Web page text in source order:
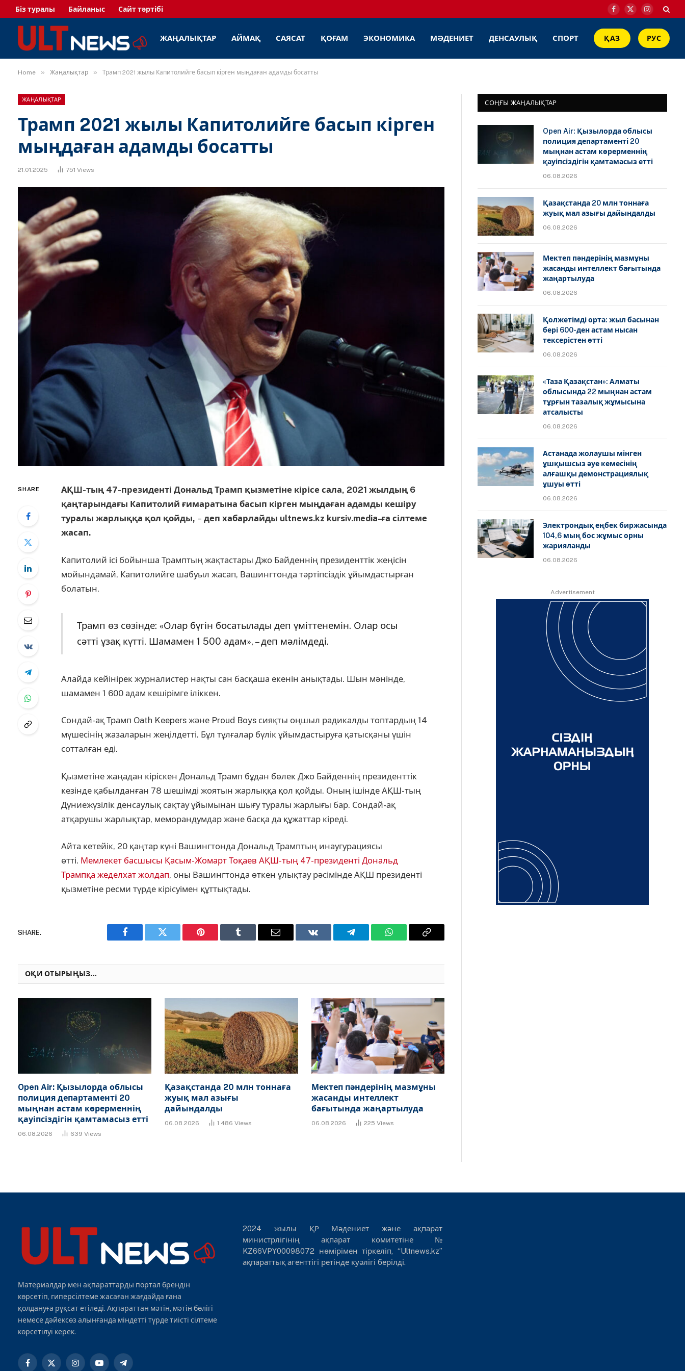
Біз туралы Байланыс Сайт тәртібі
Facebook
X
Instagram
ЖАҢАЛЫҚТАР АЙМАҚ САЯСАТ ҚОҒАМ ЭКОНОМИКА МӘДЕНИЕТ ДЕНСАУЛЫҚ СПОРТ ҚАЗ РУС
Home » Жаңалықтар » Трамп 2021 жылы Капитолийге басып кірген мыңдаған адамды босатты
ЖАҢАЛЫҚТАР
Трамп 2021 жылы Капитолийге басып кірген
мыңдаған адамды босатты
21.01.2025 751 Views
SHARE
АҚШ-тың 47-президенті Дональд Трамп қызметіне кірісе сала, 2021 жылдың 6
қаңтарындағы Капитолий ғимаратына басып кірген мыңдаған адамды кешіру
туралы жарлыққа қол қойды, – деп хабарлайды ultnews.kz kursiv.media-ға сілтеме
жасап.
Капитолий ісі бойынша Трамптың жақтастары Джо Байденнің президенттік жеңісін
мойындамай, Капитолийге шабуыл жасап, Вашингтонда тәртіпсіздік ұйымдастырған
болатын.
Трамп өз сөзінде: «Олар бүгін босатылады деп үміттенемін. Олар осы
сәтті ұзақ күтті. Шамамен 1 500 адам», – деп мәлімдеді.
Алайда кейінірек журналистер нақты сан басқаша екенін анықтады. Шын мәнінде,
шамамен 1 600 адам кешірімге іліккен.
Сондай-ақ Трамп Oath Keepers және Proud Boys сияқты оңшыл радикалды топтардың 14
мүшесінің жазаларын жеңілдетті. Бұл тұлғалар бүлік ұйымдастыруға қатысқаны үшін
сотталған еді.
Қызметіне жаңадан кіріскен Дональд Трамп бұдан бөлек Джо Байденнің президенттік
кезінде қабылданған 78 шешімді жоятын жарлыққа қол қойды. Оның ішінде АҚШ-тың
Дүниежүзілік денсаулық сақтау ұйымынан шығу туралы жарлығы бар. Сондай-ақ
атқарушы жарлықтар, меморандумдар және басқа да құжаттар кіреді.
Айта кетейік, 20 қаңтар күні Вашингтонда Дональд Трамптың инаугурациясы
өтті. Мемлекет басшысы Қасым-Жомарт Тоқаев АҚШ-тың 47-президенті Дональд
Трампқа жеделхат жолдап, оны Вашингтонда өткен ұлықтау рәсімінде АҚШ президенті
қызметіне ресми түрде кірісуімен құттықтады.
SHARE.
Facebook Twitter Pinterest Tumblr Email VKontakteTelegram WhatsAppCopy
ОҚИ ОТЫРЫҢЫЗ...
Open Air: Қызылорда облысы
полиция департаменті 20
мыңнан астам көрерменнің
қауіпсіздігін қамтамасыз етті
06.08.2026 639 Views
Қазақстанда 20 млн тоннаға
жуық мал азығы
дайындалды
06.08.2026 1 486 Views
Мектеп пәндерінің мазмұны
жасанды интеллект
бағытында жаңартылуда
06.08.2026 225 Views
СОҢҒЫ ЖАҢАЛЫҚТАР
Open Air: Қызылорда облысы
полиция департаменті 20
мыңнан астам көрерменнің
қауіпсіздігін қамтамасыз етті
06.08.2026
Қазақстанда 20 млн тоннаға
жуық мал азығы дайындалды
06.08.2026
Мектеп пәндерінің мазмұны
жасанды интеллект бағытында
жаңартылуда
06.08.2026
Қолжетімді орта: жыл басынан
бері 600-ден астам нысан
тексерістен өтті
06.08.2026
«Таза Қазақстан»: Алматы
облысында 22 мыңнан астам
тұрғын тазалық жұмысына
атсалысты
06.08.2026
Астанада жолаушы мінген
ұшқышсыз әуе кемесінің
алғашқы демонстрациялық
ұшуы өтті
06.08.2026
Электрондық еңбек биржасында
104,6 мың бос жұмыс орны
жарияланды
06.08.2026
Advertisement
Материалдар мен ақпараттарды портал брендін
көрсетіп, гиперсілтеме жасаған жағдайда ғана
қолдануға рұқсат етіледі. Ақпараттан мәтін, мәтін бөлігі
немесе дәйексөз алынғанда міндетті түрде тиісті сілтеме
көрсетілуі керек.
Facebook
X InstagramYouTubeTelegram
2024 жылы ҚР Мәдениет және ақпарат
министрлігінің ақпарат комитетіне №
KZ66VPY00098072 нөмірімен тіркеліп, “Ultnews.kz”
ақпараттық агенттігі ретінде куәлігі берілді.